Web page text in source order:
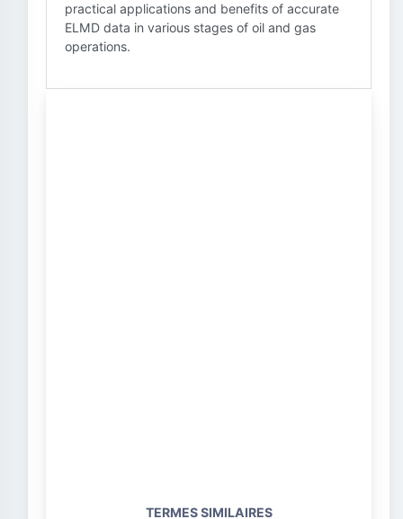
practical applications and benefits of accurate
ELMD data in various stages of oil and gas
operations.
TERMES SIMILAIRES